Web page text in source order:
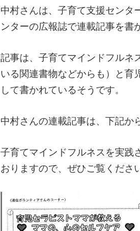
中村さんは、子育て支援センタ
ンターの広報誌で連載記事を書
記事は、子育てマインドフルネ
いる関連書物などからも）と育
して書かれているそうです。
中村さんの連載記事は、下記か
子育てマインドフルネスを実践
おりますので、ぜひご覧くださ